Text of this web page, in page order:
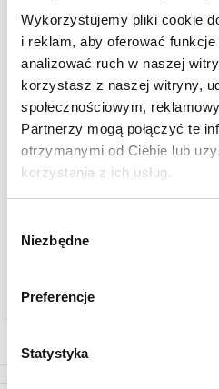
Wykorzystujemy pliki cookie
i reklam, aby oferować funkcje
analizować ruch w naszej
korzystasz z naszej witryny,
społecznościowym,
Partnerzy mogą połączyć te
otrzymanymi od Ciebie lub
korzystania z ich usług.
zgody
Niezbędne
Preferencje
Statystyka